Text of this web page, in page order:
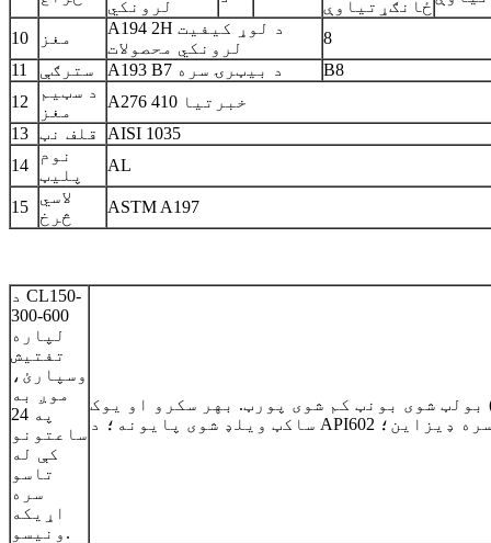
لرونکي ځانګړتیاوې
10 مغز
A194 2H د لوړ کیفیت
لرونکي محصولات
8
11
سترګې A193 B7 د بیټرۍ سره
B8
12
د سټیم
مغز
A276 410 خبرتیا
13 قلف نټ
AISI 1035
14
نوم
پلیټ
AL
15
لاسي
څرخ
ASTM A197
د CL150-
300-600
لپاره
تفتیش
وسپارئ،
موږ به
په 24
ساعتونو
کې له
تاسو
سره
اړیکه
ونیسو.
بولټ شوی بونټ کم شوی پورټ. بهر سکرو او یوک (OS&Y) فلانج ویلډ شوی یا